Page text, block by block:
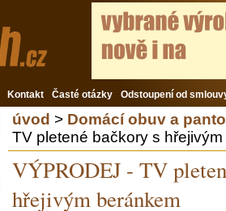
Kontakt Časté otázky Odstoupení od
úvod > Domácí obuv a
TV pletené bačkory s
VÝPRODEJ - TV
hřejivým beránkem